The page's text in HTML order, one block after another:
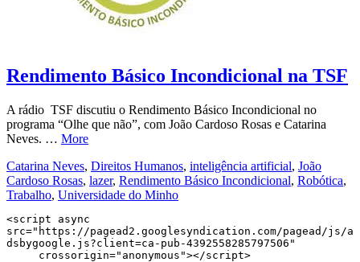
Rendimento Básico Incondicional na TSF
A rádio TSF discutiu o Rendimento Básico Incondicional no
programa “Olhe que não”, com João Cardoso Rosas e Catarina
Neves. … More
Catarina Neves, Direitos Humanos, inteligência artificial, João
Cardoso Rosas, lazer, Rendimento Básico Incondicional, Robótica,
Trabalho, Universidade do Minho
<script async
src="https://pagead2.googlesyndication.com/pagead/js/a
dsbygoogle.js?client=ca-pub-4392558285797506"
     crossorigin="anonymous"></script>